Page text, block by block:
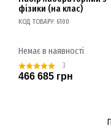
фізики (на клас)
КОД ТОВАРУ: 6100
Немає в наявності
3
466 685 грн